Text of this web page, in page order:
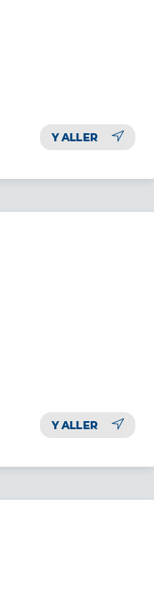
Y ALLER
Y ALLER